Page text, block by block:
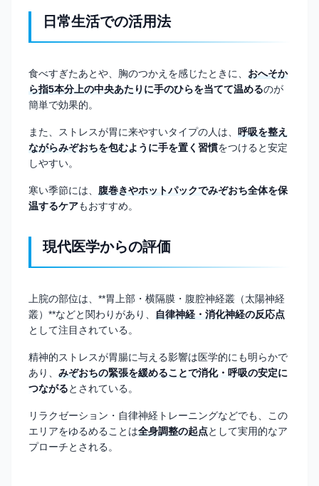
日常生活での活用法
食べすぎたあとや、胸のつかえを感じたときに、 おへそか
ら指5本分上の中央あたりに手のひらを当てて温めるのが
簡単で効果的。
また、ストレスが胃に来やすいタイプの人は、
呼吸を整え
ながらみぞおちを包むように手を置く習慣をつけると安定
しやすい。
寒い季節には、 腹巻きやホットパックでみぞおち全体を保
温するケアもおすすめ。
現代医学からの評価
上脘の部位は、**胃上部・横隔膜・腹腔神経叢（太陽神経
叢）**などと関わりがあり、 自律神経・消化神経の反応点
として注目されている。
精神的ストレスが胃腸に与える影響は医学的にも明らかで
あり、 みぞおちの緊張を緩めることで消化・呼吸の安定に
つながるとされている。
リラクゼーション・自律神経トレーニングなどでも、この
エリアをゆるめることは全身調整の起点として実用的なア
プローチとされる。